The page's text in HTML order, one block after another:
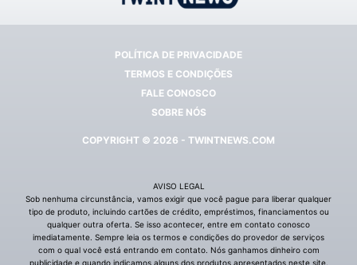
POLÍTICA DE PRIVACIDADE
TERMOS E CONDIÇÕES
FALE CONOSCO
SOBRE NÓS
COPYRIGHT © 2026 - TWINTNEWS.COM